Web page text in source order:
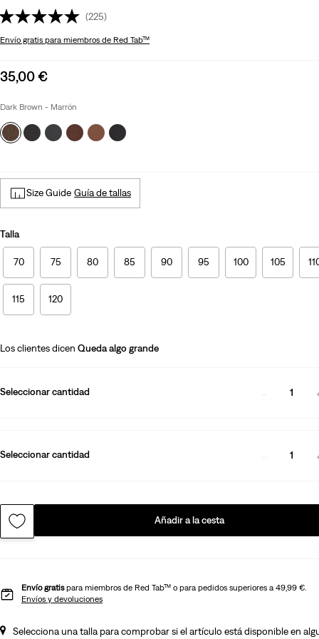
(225)
Envío gratis para miembros de Red Tab™
Sale
is
35,00 €
Dark Brown - Marrón
Size Guide Guía de tallas
Talla
70 75 80 85 90 95 100 105
115 120
Los clientes dicen Queda algo grande
Seleccionar cantidad 1
Seleccionar cantidad 1
Añadir a la cesta
Envío gratispara miembros de Red Tab™ o para pedidos superiores a 49,99 €.
Envíos y devoluciones
Selecciona una talla para comprobar si el artículo está disponible en